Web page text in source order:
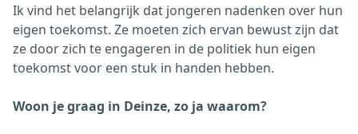
Ik vind het belangrijk dat jongeren nadenken over hun
eigen toekomst. Ze moeten zich ervan bewust zijn dat
ze door zich te engageren in de politiek hun eigen
toekomst voor een stuk in handen hebben.
Woon je graag in Deinze, zo ja waarom?